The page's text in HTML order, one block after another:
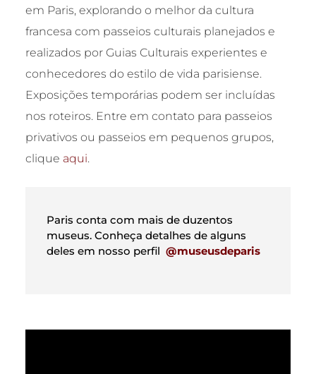
em Paris, explorando o melhor da cultura
francesa com passeios culturais planejados e
realizados por Guias Culturais experientes e
conhecedores do estilo de vida parisiense.
Exposições temporárias podem ser incluídas
nos roteiros. Entre em contato para passeios
privativos ou passeios em pequenos grupos,
clique aqui.
Paris conta com mais de duzentos
museus. Conheça detalhes de alguns
deles em nosso perfil@museusdeparis